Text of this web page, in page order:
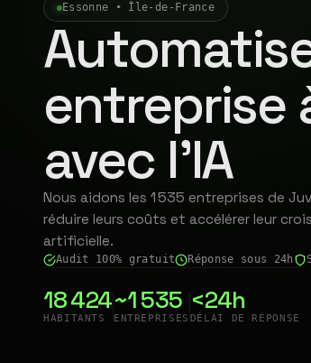
Essonne • Île-de-France
entreprise
avec l'IA
Nous aidons les 1 535 entreprises de
réduire leurs coûts et accélérer leur
artificielle.
Audit 100% gratuit Réponse sous 24h
18 424
HABITANTS
~1 535
ENTREPRISES
<24h
DÉLAI DE RÉPONSE